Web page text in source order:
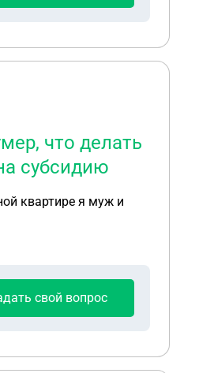
что делать
субсидию
квартире я муж и
свой вопрос